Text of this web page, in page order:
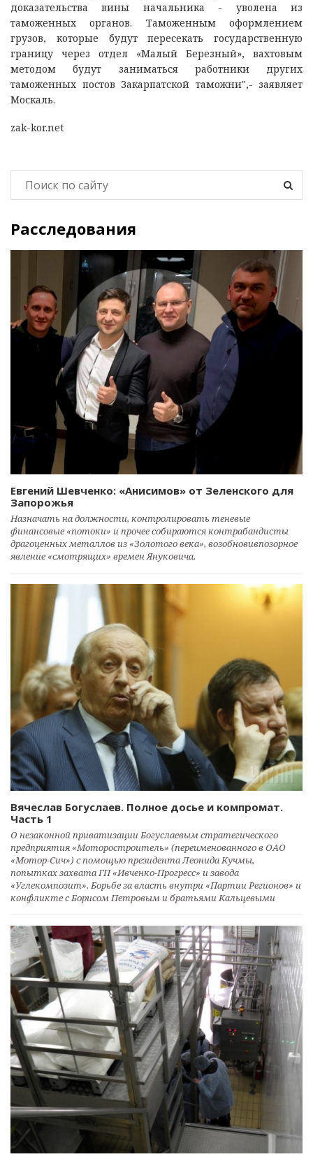
доказательства вины начальника - уволена из
таможенных органов. Таможенным оформлением
грузов, которые будут пересекать государственную
границу через отдел «Малый Березный», вахтовым
методом будут заниматься работники других
таможенных постов Закарпатской таможни",- заявляет
Москаль.
zak-kor.net
Расследования
Евгений Шевченко: «Анисимов» от Зеленского для
Запорожья
Назначать на должности, контролировать теневые
финансовые «потоки» и прочее собираются контрабандисты
драгоценных металлов из «Золотого века», возобновивпозорное
явление «смотрящих» времен Януковича.
Вячеслав Богуслаев. Полное досье и компромат.
Часть 1
О незаконной приватизации Богуслаевым стратегического
предприятия «Моторостроитель» (переименованного в ОАО
«Мотор-Сич») с помощью президента Леонида Кучмы,
попытках захвата ГП «Ивченко-Прогресс» и завода
«Углекомпозит». Борьбе за власть внутри «Партии Регионов» и
конфликте с Борисом Петровым и братьями Кальцевыми